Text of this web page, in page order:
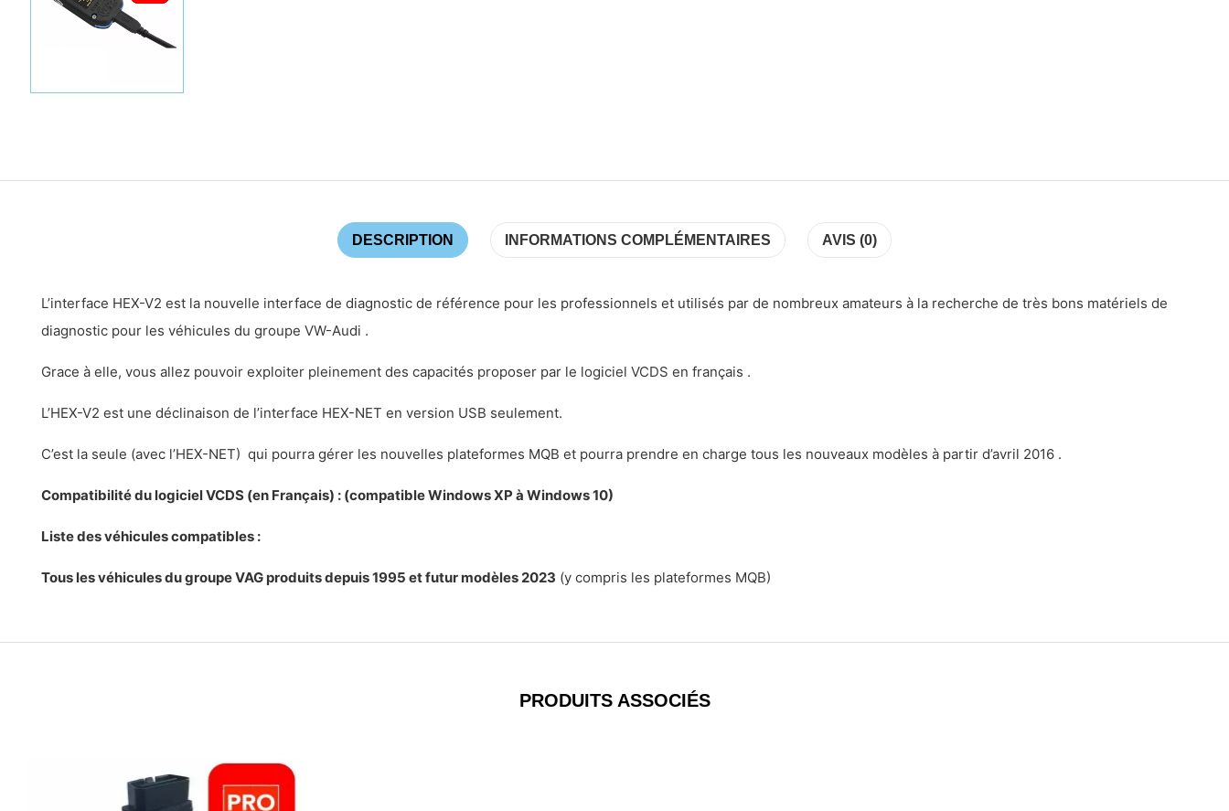
DESCRIPTION INFORMATIONS COMPLÉMENTAIRES AVIS (0)
L’interface HEX-V2 est la nouvelle interface de diagnostic de référence pour les professionnels et utilisés par de nombreux amateurs à la recherche de très bons matériels de
diagnostic pour les véhicules du groupe VW-Audi .
Grace à elle, vous allez pouvoir exploiter pleinement des capacités proposer par le logiciel VCDS en français .
L’HEX-V2 est une déclinaison de l’interface HEX-NET en version USB seulement.
C’est la seule (avec l’HEX-NET) qui pourra gérer les nouvelles plateformes MQB et pourra prendre en charge tous les nouveaux modèles à partir d’avril 2016 .
Compatibilité du logiciel VCDS (en Français) : (compatible Windows XP à Windows 10)
Liste des véhicules compatibles :
Tous les véhicules du groupe VAG produits depuis 1995 et futur modèles 2023 (y compris les plateformes MQB)
PRODUITS ASSOCIÉS